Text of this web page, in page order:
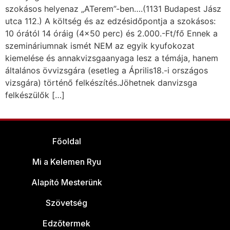
szokásos helyenaz „ATerem”-ben….(1131 Budapest Jász
utca 112.) A költség és az edzésidőpontja a szokásos:
10 órától 14 óráig (4×50 perc) és 2.000.-Ft/fő Ennek a
szemináriumnak ismét NEM az egyik kyufokozat
kiemelése és annakvizsgaanyaga lesz a témája, hanem
általános övvizsgára (esetleg a Április18.-i országos
vizsgára) történő felkészítés.Jöhetnek danvizsga
felkészülők […]
Főoldal
Mi a Kelemen Ryu
Alapító Mesterünk
Szövetség
Edzőtermek